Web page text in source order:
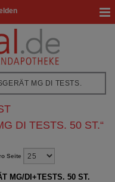
DI TESTS. 50 ST.“
Seite
MG/DI+TESTS. 50 ST.